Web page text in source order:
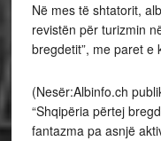
Në mes të shtatorit,
revistën për turizmin
bregdetit”, me paret e
(Nesër:Albinfo.ch
“Shqipëria përtej
fantazma pa asnjë